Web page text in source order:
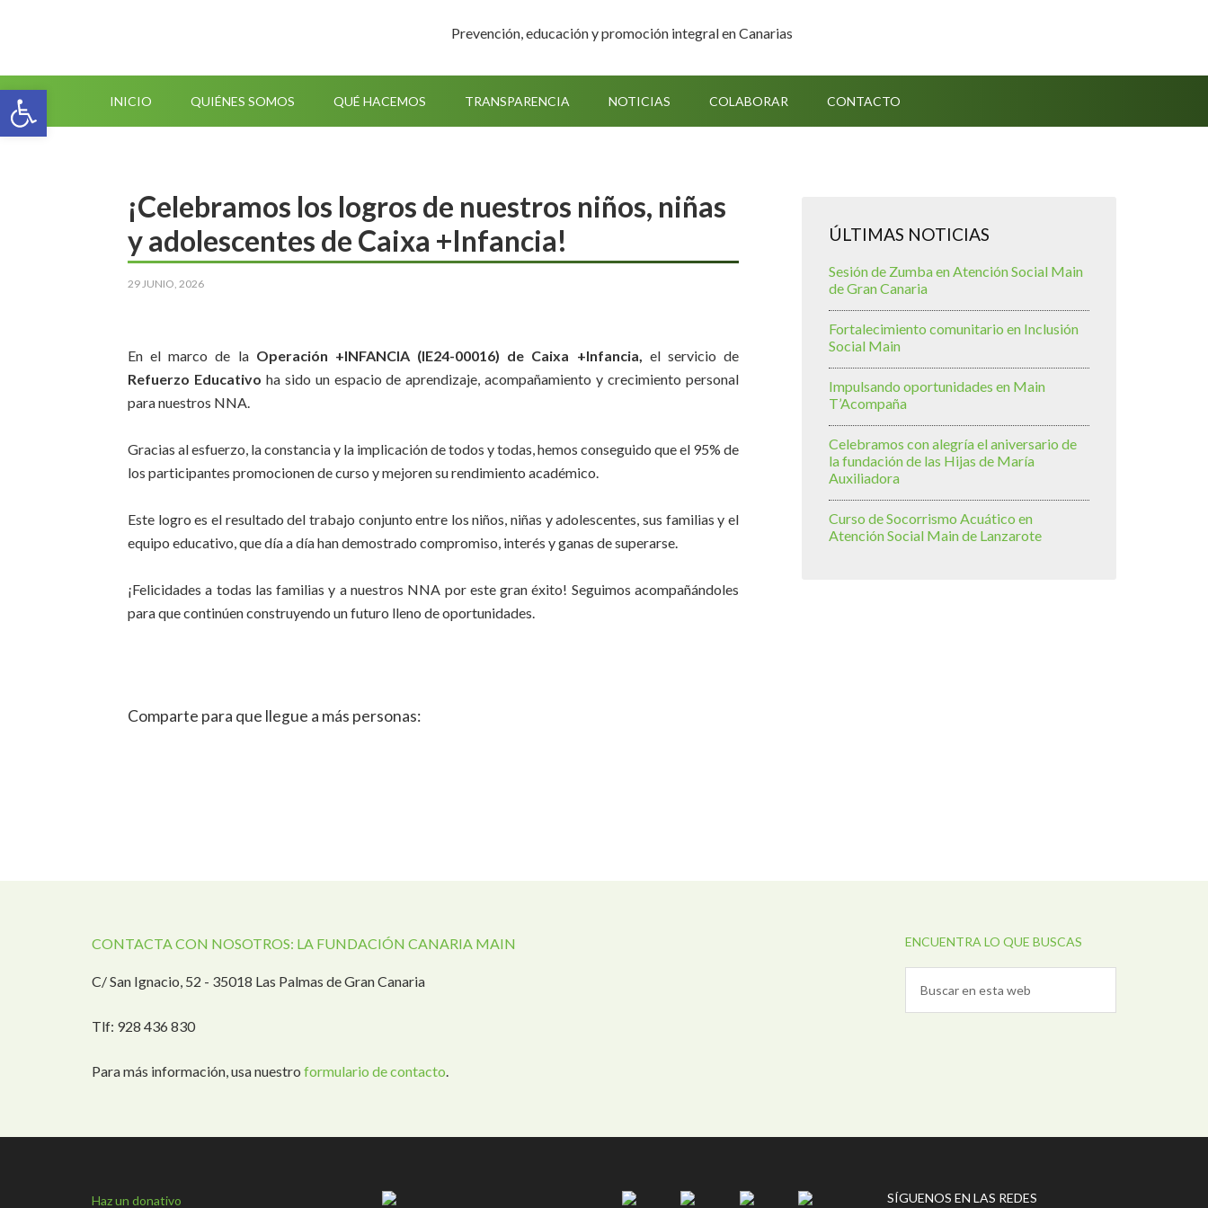
Prevención, educación y promoción integral en Canarias
INICIO QUIÉNES SOMOS QUÉ HACEMOS TRANSPARENCIA NOTICIAS COLABORAR CONTACTO
¡Celebramos los logros de nuestros niños, niñas
y adolescentes de Caixa +Infancia!
29 JUNIO, 2026
En el marco de la Operación +INFANCIA (IE24-00016) de Caixa +Infancia, el servicio de
Refuerzo Educativo ha sido un espacio de aprendizaje, acompañamiento y crecimiento personal
para nuestros NNA.
Gracias al esfuerzo, la constancia y la implicación de todos y todas, hemos conseguido que el 95% de
los participantes promocionen de curso y mejoren su rendimiento académico.
Este logro es el resultado del trabajo conjunto entre los niños, niñas y adolescentes, sus familias y el
equipo educativo, que día a día han demostrado compromiso, interés y ganas de superarse.
¡Felicidades a todas las familias y a nuestros NNA por este gran éxito! Seguimos acompañándoles
para que continúen construyendo un futuro lleno de oportunidades.
Comparte para que llegue a más personas:
ÚLTIMAS NOTICIAS
Sesión de Zumba en Atención Social Main
de Gran Canaria
Fortalecimiento comunitario en Inclusión
Social Main
Impulsando oportunidades en Main
T’Acompaña
Celebramos con alegría el aniversario de
la fundación de las Hijas de María
Auxiliadora
Curso de Socorrismo Acuático en
Atención Social Main de Lanzarote
CONTACTA CON NOSOTROS: LA FUNDACIÓN CANARIA MAIN
C/ San Ignacio, 52 - 35018 Las Palmas de Gran Canaria
Tlf: 928 436 830
Para más información, usa nuestro formulario de contacto
ENCUENTRA LO QUE BUSCAS
Haz un donativo SÍGUENOS EN LAS REDES
Abrir barra de herramientas